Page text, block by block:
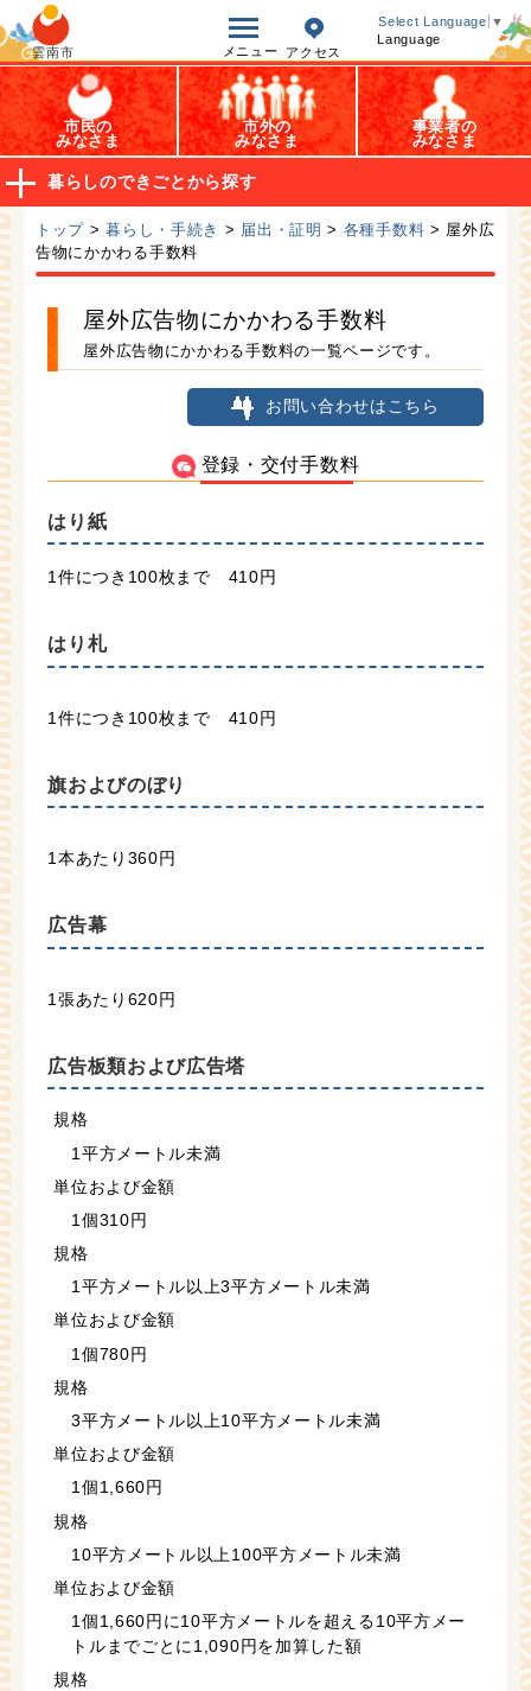
雲南市 メニュー アクセス
Select Language ▼
Language
オープンデータ
市民の
みなさま
市外の
みなさま
事業者の
みなさま
暮らしのできごとから探す
トップ >暮らし・手続き > 届出・証明 > 各種手数料 > 屋外広
告物にかかわる手数料
屋外広告物にかかわる手数料
屋外広告物にかかわる手数料の一覧ページです。
お問い合わせはこちら
登録・交付手数料
はり紙
1件につき100枚まで 410円
はり札
1件につき100枚まで 410円
旗およびのぼり
1本あたり360円
広告幕
1張あたり620円
広告板類および広告塔
規格
1平方メートル未満
単位および金額
1個310円
規格
1平方メートル以上3平方メートル未満
単位および金額
1個780円
規格
3平方メートル以上10平方メートル未満
単位および金額
1個1,660円
規格
10平方メートル以上100平方メートル未満
単位および金額
1個1,660円に10平方メートルを超える10平方メー
トルまでごとに1,090円を加算した額
規格